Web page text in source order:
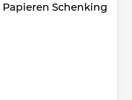
Papieren Schenking